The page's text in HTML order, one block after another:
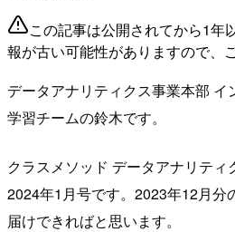
この記事は公開されてから1年
報が古い可能性がありますので、
データアナリティクス事業本部
学習チームの鈴木です。
クラスメソッド データアナリテ
2024年1月号です。2023年12月分
届けできればと思います。